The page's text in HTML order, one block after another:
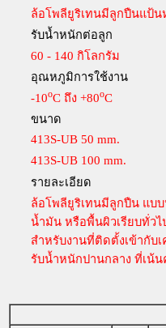
ล้อโพลียูริเทนมีลูกปืนแป้น
รับน้ำหนักต่อลูก
60 - 140 กิโลกรัม
อุณหภูมิการใช้งาน
-10oC ถึง +80oC
ขนาด
413S-UB 50 mm.
413S-UB 100 mm.
รายละเอียด
ล้อโพลียูริเทนมีลูกปืน แบ
น้ำมัน หรือพื้นผิวเรียบทั่ว
สำหรับงานที่ติดตั้งเข้ากับ
รับน้ำหนักปานกลาง ที่เน้